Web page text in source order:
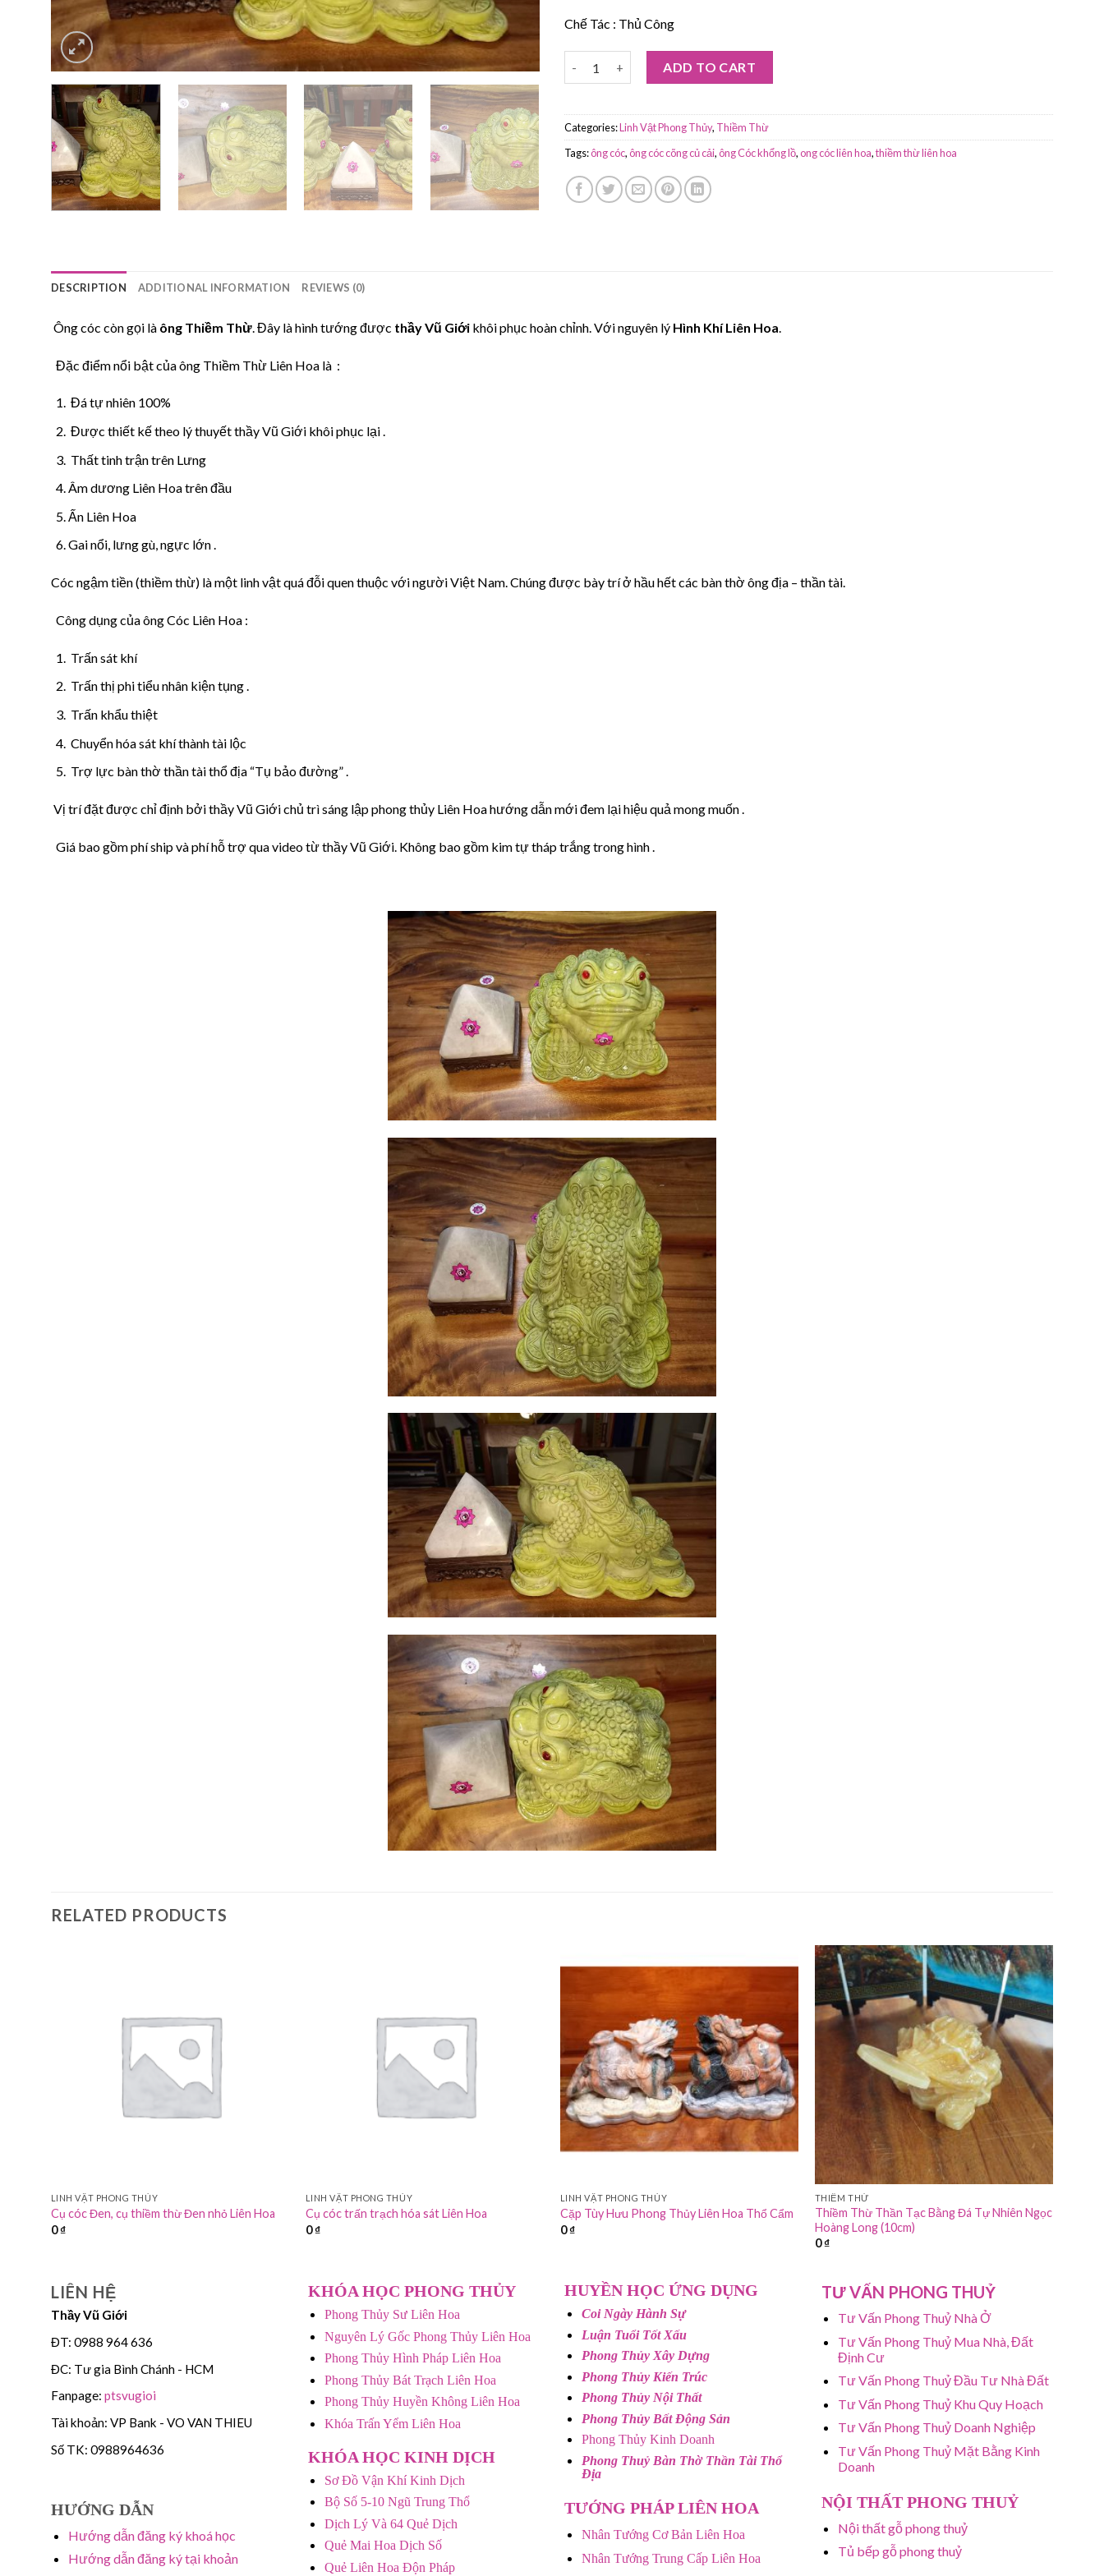
Chế Tác : Thủ Công
ADD TO CART
Categories:Linh Vật Phong Thủy, Thiềm Thừ
Tags:ông cóc,ông cóc cõng củ cải,ông Cóc khổng lồ,ong cóc liên hoa,thiềm thừ liên hoa
DESCRIPTION ADDITIONAL INFORMATION REVIEWS (0)
Ông cóc còn gọi là ông Thiềm Thừ. Đây là hình tướng được thầy Vũ Giới khôi phục hoàn chỉnh. Với nguyên lý Hình Khí Liên Hoa.
Đặc điểm nổi bật của ông Thiềm Thừ Liên Hoa là :
Đá tự nhiên 100%
Được thiết kế theo lý thuyết thầy Vũ Giới khôi phục lại .
Thất tinh trận trên Lưng
Âm dương Liên Hoa trên đầu
Ấn Liên Hoa
Gai nổi, lưng gù, ngực lớn .
Cóc ngậm tiền (thiềm thừ) là một linh vật quá đỗi quen thuộc với người Việt Nam. Chúng được bày trí ở hầu hết các bàn thờ ông địa – thần tài.
Công dụng của ông Cóc Liên Hoa :
Trấn sát khí
Trấn thị phi tiểu nhân kiện tụng .
Trấn khẩu thiệt
Chuyển hóa sát khí thành tài lộc
Trợ lực bàn thờ thần tài thổ địa “Tụ bảo đường” .
Vị trí đặt được chỉ định bởi thầy Vũ Giới chủ trì sáng lập phong thủy Liên Hoa hướng dẫn mới đem lại hiệu quả mong muốn .
Giá bao gồm phí ship và phí hỗ trợ qua video từ thầy Vũ Giới. Không bao gồm kim tự tháp trắng trong hình .
RELATED PRODUCTS
LINH VẬT PHONG THỦY
Cụ cóc Đen, cụ thiềm thừ Đen nhỏ Liên Hoa
0₫
LINH VẬT PHONG THỦY
Cụ cóc trấn trạch hóa sát Liên Hoa
0₫
LINH VẬT PHONG THỦY
Cặp Tùy Hưu Phong Thủy Liên Hoa Thổ Cẩm
0₫
THIỀM THỪ
Thiềm Thừ Thần Tạc Bằng Đá Tự Nhiên Ngọc
Hoàng Long (10cm)
0₫
LIÊN HỆ
Thầy Vũ Giới
ĐT: 0988 964 636
ĐC: Tư gia Bình Chánh - HCM
Fanpage: ptsvugioi
Tài khoản: VP Bank - VO VAN THIEU
Số TK: 0988964636
HƯỚNG DẪN
Hướng dẫn đăng ký khoá học
Hướng dẫn đăng ký tại khoản
KHÓA HỌC PHONG THỦY
Phong Thủy Sư Liên Hoa
Nguyên Lý Gốc Phong Thủy Liên Hoa
Phong Thủy Hình Pháp Liên Hoa
Phong Thủy Bát Trạch Liên Hoa
Phong Thủy Huyền Không Liên Hoa
Khóa Trấn Yểm Liên Hoa
KHÓA HỌC KINH DỊCH
Sơ Đồ Vận Khí Kinh Dịch
Bộ Số 5-10 Ngũ Trung Thổ
Dịch Lý Và 64 Quẻ Dịch
Quẻ Mai Hoa Dịch Số
Quẻ Liên Hoa Độn Pháp
HUYỀN HỌC ỨNG DỤNG
Coi Ngày Hành Sự
Luận Tuổi Tốt Xấu
Phong Thủy Xây Dựng
Phong Thủy Kiến Trúc
Phong Thủy Nội Thất
Phong Thủy Bất Động Sản
Phong Thủy Kinh Doanh
Phong Thuỷ Bàn Thờ Thần Tài Thổ
Địa
TƯỚNG PHÁP LIÊN HOA
Nhân Tướng Cơ Bản Liên Hoa
Nhân Tướng Trung Cấp Liên Hoa
TƯ VẤN PHONG THUỶ
Tư Vấn Phong Thuỷ Nhà Ở
Tư Vấn Phong Thuỷ Mua Nhà, Đất
Định Cư
Tư Vấn Phong Thuỷ Đầu Tư Nhà Đất
Tư Vấn Phong Thuỷ Khu Quy Hoạch
Tư Vấn Phong Thuỷ Doanh Nghiệp
Tư Vấn Phong Thuỷ Mặt Bằng Kinh
Doanh
NỘI THẤT PHONG THUỶ
Nội thất gỗ phong thuỷ
Tủ bếp gỗ phong thuỷ